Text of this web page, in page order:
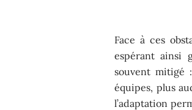
Face à ces
espérant ainsi
souvent mitigé
équipes, plus
l’adaptation